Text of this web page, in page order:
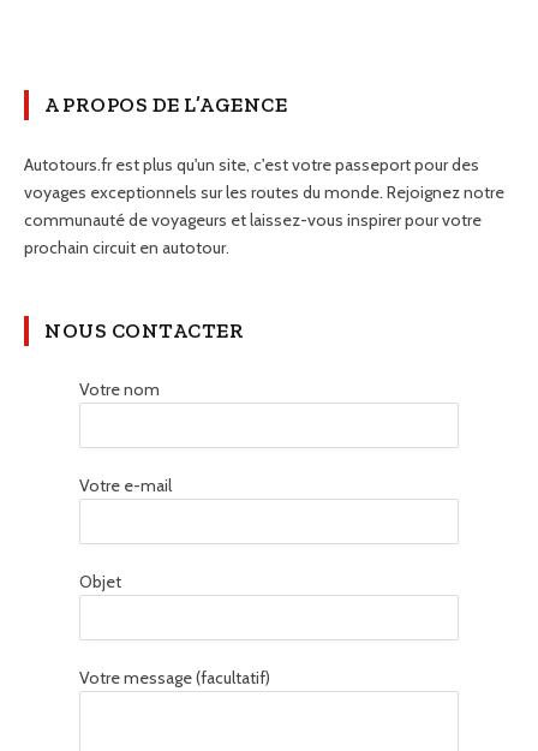
A PROPOS DE L’AGENCE
Autotours.fr est plus qu'un site, c'est votre passeport pour des
voyages exceptionnels sur les routes du monde. Rejoignez notre
communauté de voyageurs et laissez-vous inspirer pour votre
prochain circuit en autotour.
NOUS CONTACTER
Votre nom
Votre e-mail
Objet
Votre message (facultatif)